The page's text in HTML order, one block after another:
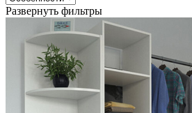
Развернуть фильтры